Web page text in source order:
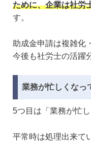
ために、企業は社労
す。
助成金申請は複雑化
今後も社労士の活躍
業務が忙しくなっ
5つ目は「業務が忙
平常時は処理出来て